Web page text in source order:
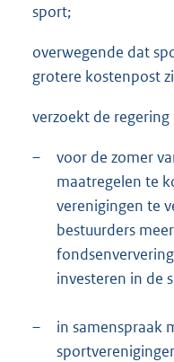
sport;
overwegende dat
grotere kostenpost
verzoekt de regering
–
voor de zomer
maatregelen te
verenigingen te
bestuurders
investeren in de
–
in samenspraak